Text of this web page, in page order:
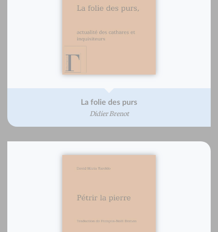
La folie des purs
Didier Brenot